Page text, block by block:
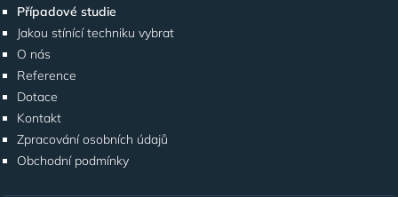
Případové studie
Jakou stínící techniku vybrat
O nás
Reference
Dotace
Kontakt
Zpracování osobních údajů
Obchodní podmínky